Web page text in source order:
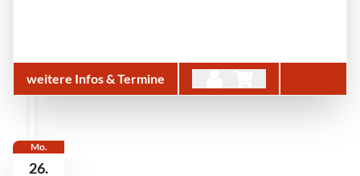
weitere Infos & Termine
Mo.
26.